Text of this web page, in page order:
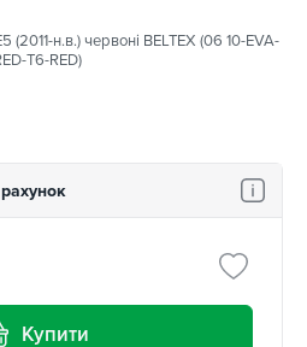
(2011-н.в.) червоні BELTEX (06 10-EVA-
T6-RED)
Купити